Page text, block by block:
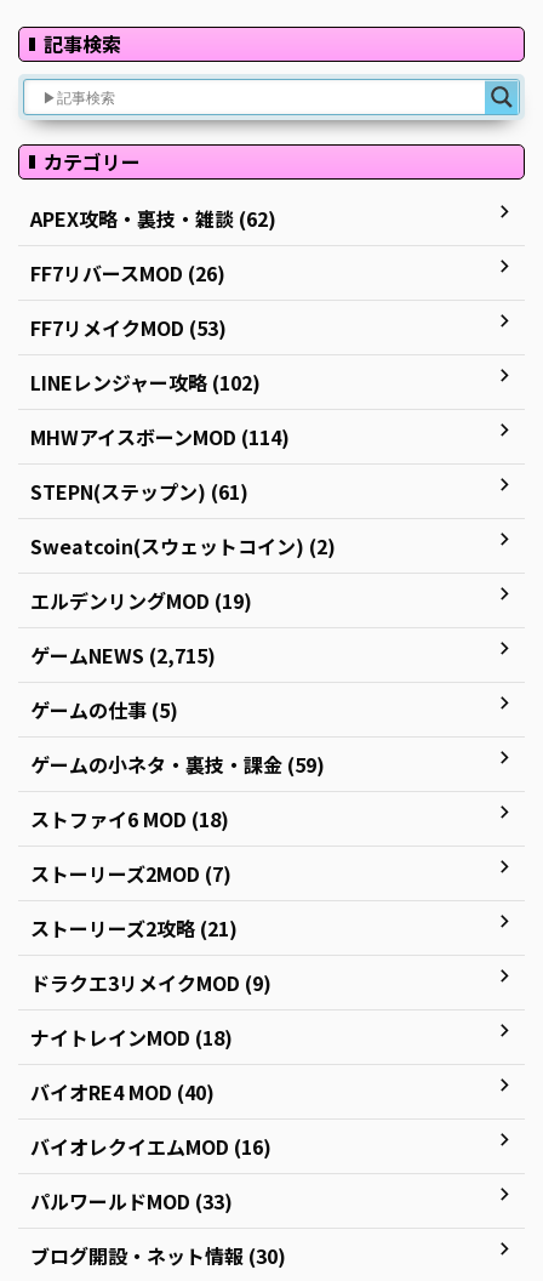
記事検索
カテゴリー
APEX攻略・裏技・雑談 (62)
FF7リバースMOD (26)
FF7リメイクMOD (53)
LINEレンジャー攻略 (102)
MHWアイスボーンMOD (114)
STEPN(ステップン) (61)
Sweatcoin(スウェットコイン) (2)
エルデンリングMOD (19)
ゲームNEWS (2,715)
ゲームの仕事 (5)
ゲームの小ネタ・裏技・課金 (59)
ストファイ6 MOD (18)
ストーリーズ2MOD (7)
ストーリーズ2攻略 (21)
ドラクエ3リメイクMOD (9)
ナイトレインMOD (18)
バイオRE4 MOD (40)
バイオレクイエムMOD (16)
パルワールドMOD (33)
ブログ開設・ネット情報 (30)